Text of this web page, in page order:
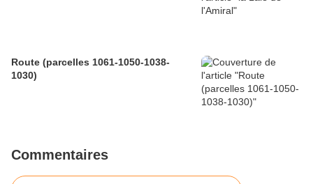
Route (parcelles 1061-1050-1038-
1030)
Commentaires